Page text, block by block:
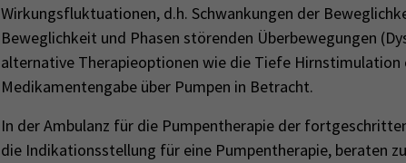
Wirkungsfluktuationen, d.h. Schwankungen der
Beweglichkeit und Phasen störenden Überbewegungen
alternative Therapieoptionen wie die Tiefe
Medikamentengabe über Pumpen in Betracht.
In der Ambulanz für die Pumpentherapie der
die Indikationsstellung für eine Pumpentherapie, beraten